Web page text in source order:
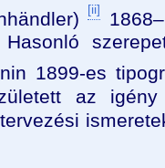
[ii]
1899-es
az